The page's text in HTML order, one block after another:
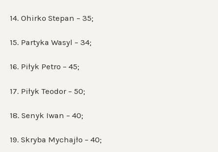
14. Ohirko Stepan – 35;
15. Partyka Wasyl – 34;
16. Piłyk Petro – 45;
17. Piłyk Teodor – 50;
18. Senyk Iwan – 40;
19. Skryba Mychajło – 40;